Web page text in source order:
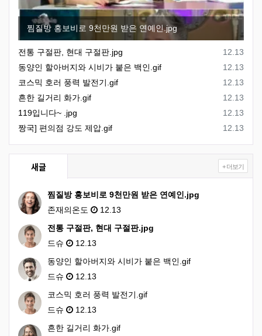
찜질방 홍보비로 9천만원 받은 연예인.jpg
등록일
12.13
전통 구절판, 현대 구절판.jpg
등록일
12.13
동양인 할아버지와 시비가 붙은 백인.gif
등록일
12.13
코스믹 호러 풍력 발전기.gif
등록일
12.13
흔한 길거리 화가.gif
등록일
12.13
119입니다~ .jpg
등록일
12.13
짱국] 편의점 강도 제압.gif
새글 + 더보기
찜질방 홍보비로 9천만원 받은 연예인.jpg
존재의온도
12.13
전통 구절판, 현대 구절판.jpg
드슈
12.13
동양인 할아버지와 시비가 붙은 백인.gif
드슈
12.13
코스믹 호러 풍력 발전기.gif
드슈
12.13
흔한 길거리 화가.gif